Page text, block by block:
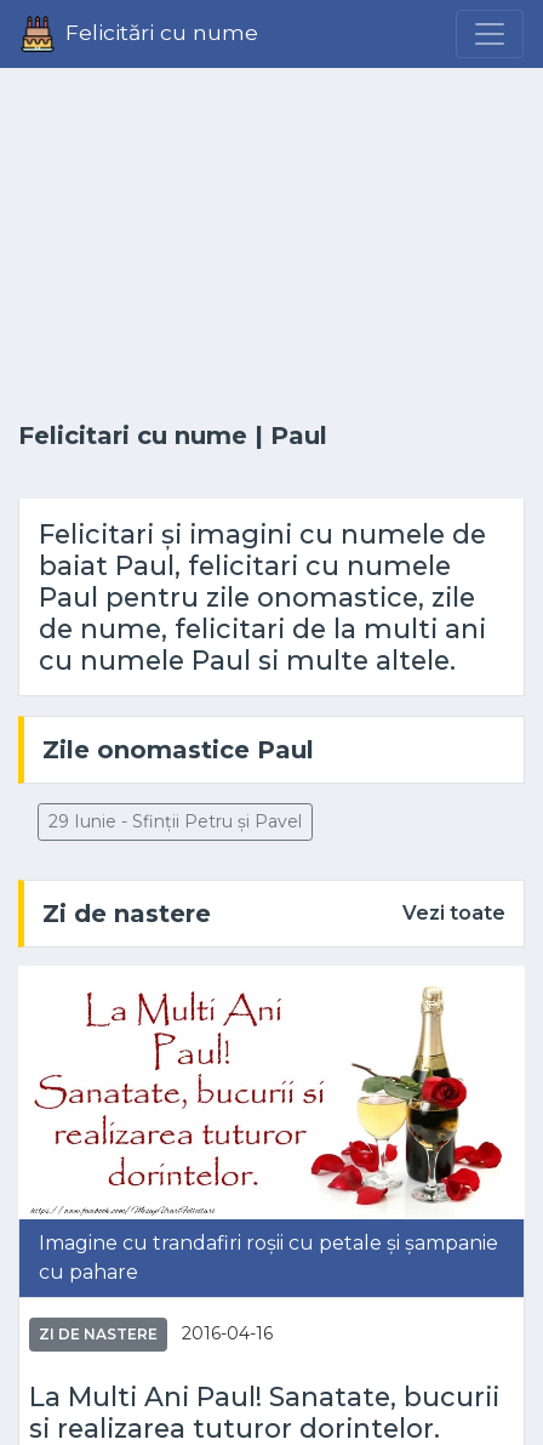
Felicitări cu nume
Felicitari cu nume | Paul
Felicitari și imagini cu numele de
baiat Paul, felicitari cu numele
Paul pentru zile onomastice, zile
de nume, felicitari de la multi ani
cu numele Paul si multe altele.
Zile onomastice Paul
29 Iunie - Sfinții Petru și Pavel
Zi de nastere Vezi toate
Imagine cu trandafiri roșii cu petale și șampanie
cu pahare
ZI DE NASTERE 2016-04-16
La Multi Ani Paul! Sanatate, bucurii
si realizarea tuturor dorintelor.